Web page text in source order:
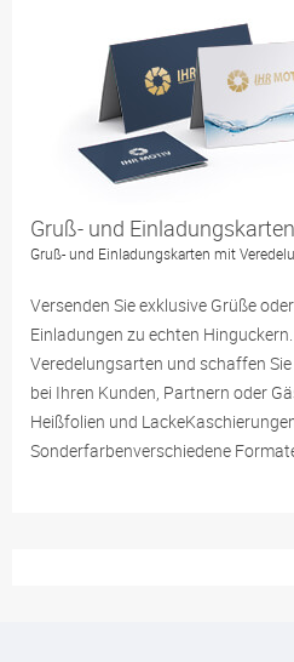
Gruß- und
Gruß- und Einladungskarten mit
Versenden Sie exklusive Grüße
Einladungen zu echten
Veredelungsarten und schaffen
bei Ihren Kunden, Partnern oder
Heißfolien und
Sonderfarbenverschiedene